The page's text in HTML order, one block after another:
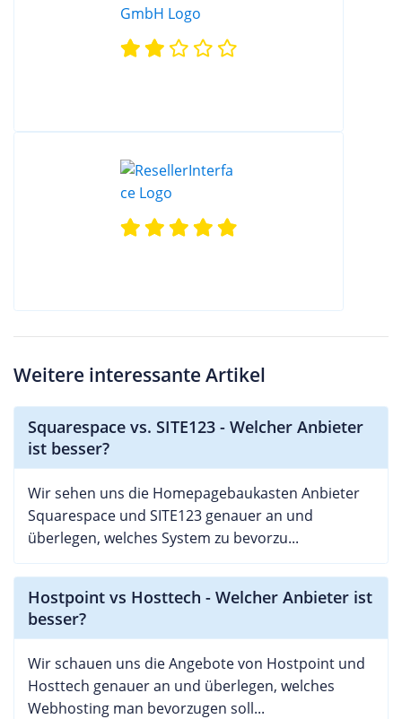
Weitere interessante Artikel
Squarespace vs. SITE123 - Welcher Anbieter
ist besser?
Wir sehen uns die Homepagebaukasten Anbieter
Squarespace und SITE123 genauer an und
überlegen, welches System zu bevorzu...
Hostpoint vs Hosttech - Welcher Anbieter ist
besser?
Wir schauen uns die Angebote von Hostpoint und
Hosttech genauer an und überlegen, welches
Webhosting man bevorzugen soll...